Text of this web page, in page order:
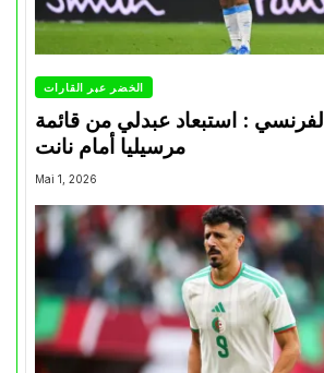
الخضر عبر القارات
: استبعاد عبدلي من قائمة
مرسيليا أمام نانت
Mai 1, 2026